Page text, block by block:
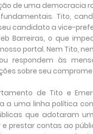
de uma democracia
Tito,
candidato a vice-
Barreiras, o que
portal. Nem Tito,
respondem às
sobre seu
de Tito e
a uma linha política
que adotaram
e prestar contas ao